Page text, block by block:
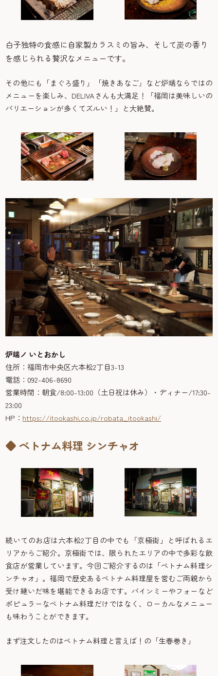
白子独特の食感に自家製カラスミの旨み、そして炭の香り
を感じられる贅沢なメニューです。
その他にも「まぐろ盛り」「焼きあなご」など炉端ならではの
メニューを楽しみ、DELIVAさんも大満足！「福岡は美味しいの
バリエーションが多くてズルい！」と大絶賛。
炉端ノ いとおかし
住所：福岡市中央区六本松2丁目3-13
電話：092-406-8690
営業時間：朝食/8:00-13:00（土日祝は休み）・ディナー/17:30-
23:00
HP： https://itookashi.co.jp/robata_itookashi/
◆ ベトナム料理 シンチャオ
続いてのお店は六本松2丁目の中でも「京極街」と呼ばれるエ
リアからご紹介。京極街では、限られたエリアの中で多彩な飲
食店が営業しています。今回ご紹介するのは「ベトナム料理シ
ンチャオ」。福岡で歴史あるベトナム料理屋を営むご両親から
受け継いだ味を堪能できるお店です。バインミーやフォーなど
ポピュラーなベトナム料理だけではなく、ローカルなメニュー
も味わうことができます。
まず注文したのはベトナム料理と言えば！の「生春巻き」